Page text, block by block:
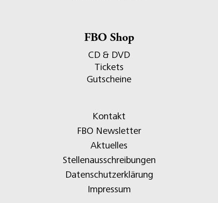
FBO Shop
CD & DVD
Tickets
Gutscheine
Kontakt
FBO Newsletter
Aktuelles
Stellenausschreibungen
Datenschutzerklärung
Impressum